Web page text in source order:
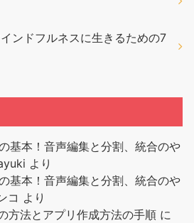
ンドフルネスに生きるための7
基本！音声編集と分割、統合のや
より
基本！音声編集と分割、統合のや
コ より
方法とアプリ作成方法の手順 に